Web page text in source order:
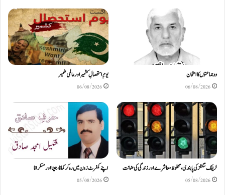
دو جماعتوں کا امتحان
06/08/2026
یومِ استحصالِ کشمیر اور عالمی ضمیر
06/08/2026
ٹریفک سگنلز کی پابندی، محفوظ معاشرے اور زندگی کی ضمانت
05/08/2026
اپنے کمفرٹ زون میں رہ کر کمانا، جینا اور مسکرانا
05/08/2026